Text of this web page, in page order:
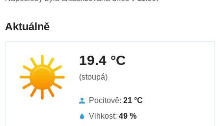
Aktuálně
19.4 °C
(stoupá)
Pocitově: 21 °C
Vlhkost: 49 %